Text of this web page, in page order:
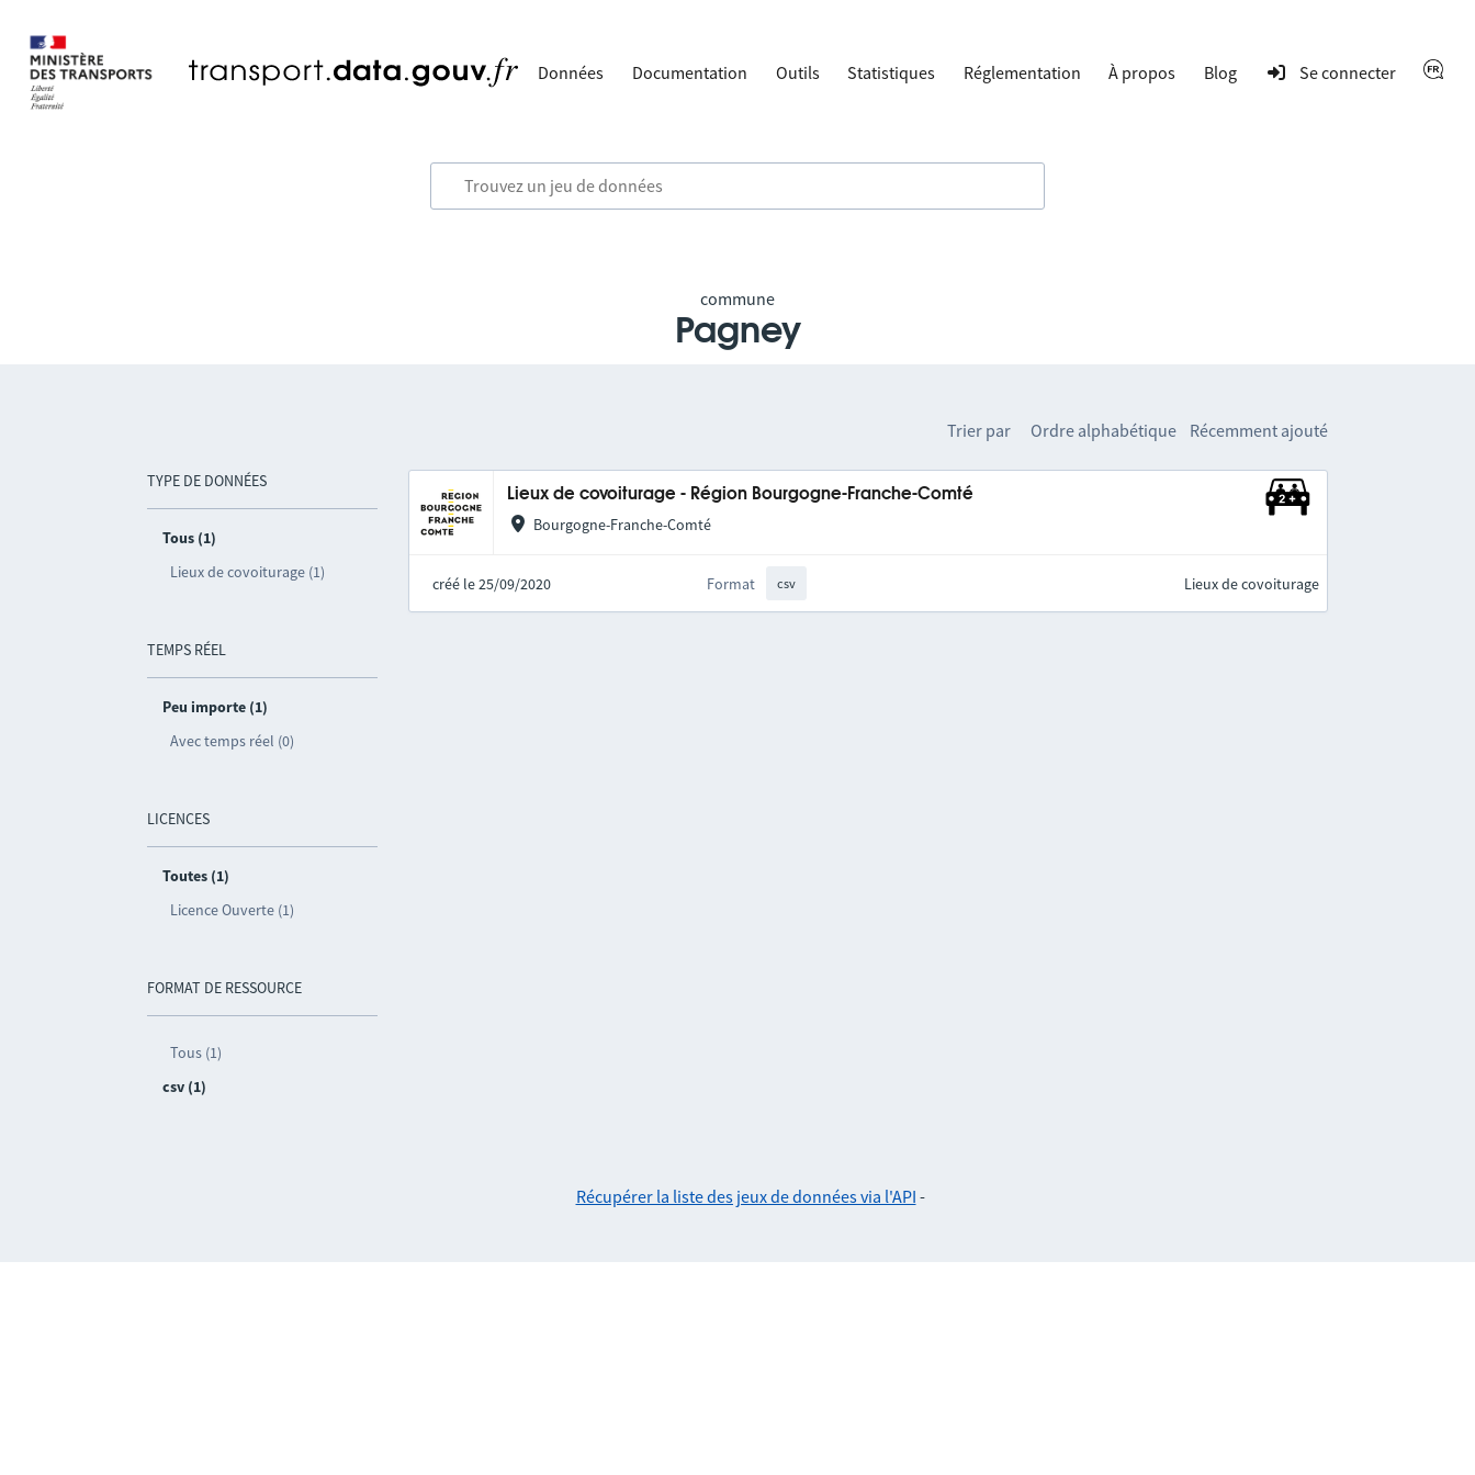
Données Documentation Outils Statistiques Réglementation À propos Blog Se connecter
commune
Pagney
TYPE DE DONNÉES
Tous (1)
Lieux de covoiturage (1)
TEMPS RÉEL
Peu importe (1)
Avec temps réel (0)
LICENCES
Toutes (1)
Licence Ouverte (1)
FORMAT DE RESSOURCE
Tous (1)
csv (1)
Trier par Ordre alphabétique Récemment ajouté
Lieux de covoiturage - Région Bourgogne-Franche-Comté
Bourgogne-Franche-Comté
créé le 25/09/2020 Format csv Lieux de covoiturage
Récupérer la liste des jeux de données via l'API -